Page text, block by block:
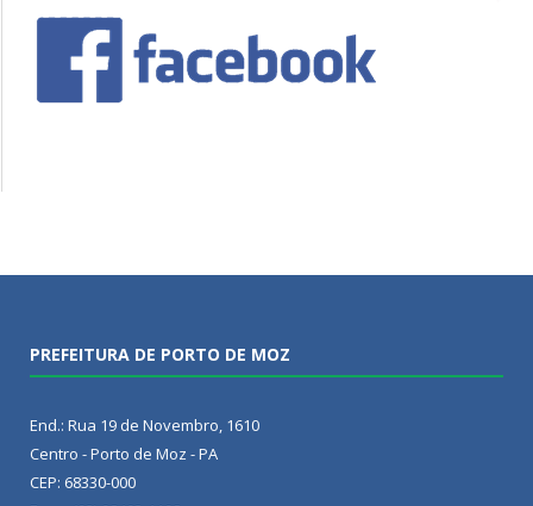
PREFEITURA DE PORTO DE MOZ
End.: Rua 19 de Novembro, 1610
Centro - Porto de Moz - PA
CEP: 68330-000